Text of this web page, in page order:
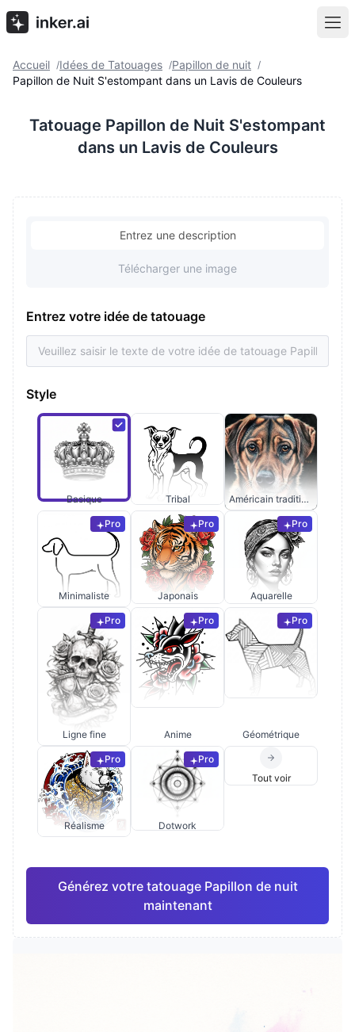
Accueil /Idées de Tatouages /Papillon de nuit /
Papillon de Nuit S'estompant dans un Lavis de Couleurs
Tatouage Papillon de Nuit S'estompant
dans un Lavis de Couleurs
Entrez une description
Télécharger une image
Entrez votre idée de tatouage
Style
Basique Tribal Américain traditionnel
Pro
Minimaliste
Pro
Japonais
Pro
Aquarelle
Pro
Ligne fine
Pro
Anime
Pro
Géométrique
Pro
Réalisme
Pro
Dotwork
Tout voir
Générez votre tatouage Papillon de nuit
maintenant